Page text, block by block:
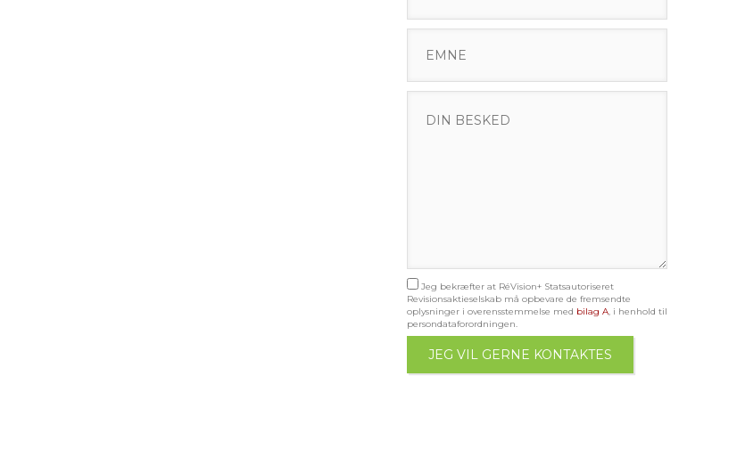
Jeg bekræfter at RéVision+ Statsautoriseret
Revisionsaktieselskab må opbevare de fremsendte
oplysninger i overensstemmelse med bilag A, i henhold til
persondataforordningen.